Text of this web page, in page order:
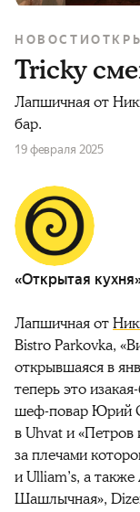
НОВОСТИ
Tricky
Лапшичная от
бар.
19 февраля 2025
«Открытая
Лапшичная от
Bistro Parkovka,
открывшаяся в
теперь это
шеф-повар Юрий
в Uhvat и
за плечами
и Ulliam’s, а
Шашлычная»,